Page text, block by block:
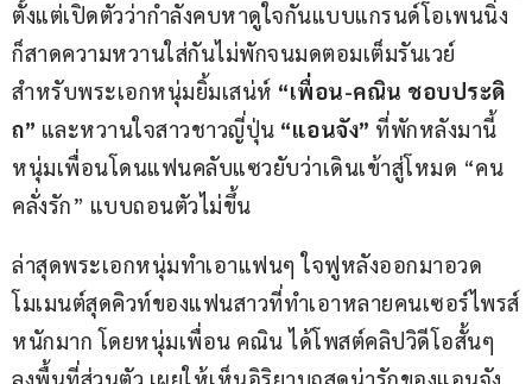
ตั้งแต่เปิดตัวว่ากำลังคบหาดูใจกันแบบแกรนด์โอเพนนิ่ง
ก็สาดความหวานใส่กันไม่พักจนมดตอมเต็มรันเวย์
สำหรับพระเอกหนุ่มยิ้มเสน่ห์ “เพื่อน-คณิน ชอบประดิ
ถ” และหวานใจสาวชาวญี่ปุ่น “แอนจัง” ที่พักหลังมานี้
หนุ่มเพื่อนโดนแฟนคลับแซวยับว่าเดินเข้าสู่โหมด “คน
คลั่งรัก” แบบถอนตัวไม่ขึ้น
ล่าสุดพระเอกหนุ่มทำเอาแฟนๆ ใจฟูหลังออกมาอวด
โมเมนต์สุดคิวท์ของแฟนสาวที่ทำเอาหลายคนเซอร์ไพรส์
หนักมาก โดยหนุ่มเพื่อน คณิน ได้โพสต์คลิปวิดีโอสั้นๆ